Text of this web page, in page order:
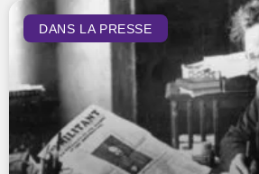
DANS LA PRESSE